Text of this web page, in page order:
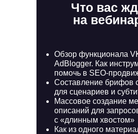
Обзор функционала
AdBlogger. Как
помочь в SEO-
Составление брифов
для сценариев и
Массовое создание
описаний для
с «длинным хвостом»
Как из одного
Что вас
на